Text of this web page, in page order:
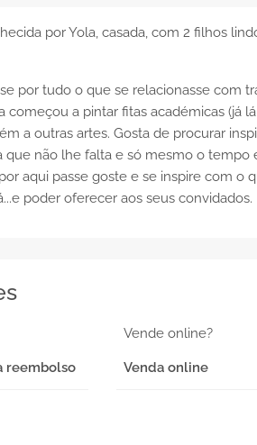
por Yola, casada, com 2 filhos
por tudo o que se relacionasse com
começou a pintar fitas académicas (já
a outras artes. Gosta de procurar
que não lhe falta e só mesmo o
aqui passe goste e se inspire com o
poder oferecer aos seus convidados.
reembolso
Vende online?
Venda online